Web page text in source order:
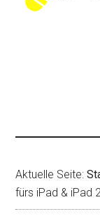
Aktuelle Seite:
fürs iPad & iPad